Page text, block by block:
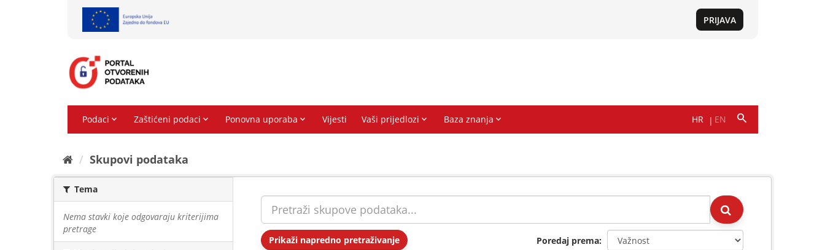
Skupovi podаtаkа
Tema
Nema stavki koje odgovaraju kriterijima
pretrage
Prikaži napredno pretraživanje Poredaj prema